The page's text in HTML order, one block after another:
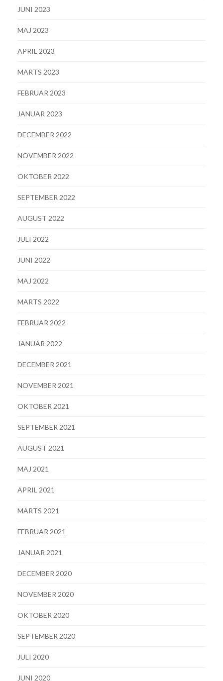
JUNI 2023
MAJ 2023
APRIL 2023
MARTS 2023
FEBRUAR 2023
JANUAR 2023
DECEMBER 2022
NOVEMBER 2022
OKTOBER 2022
SEPTEMBER 2022
AUGUST 2022
JULI 2022
JUNI 2022
MAJ 2022
MARTS 2022
FEBRUAR 2022
JANUAR 2022
DECEMBER 2021
NOVEMBER 2021
OKTOBER 2021
SEPTEMBER 2021
AUGUST 2021
MAJ 2021
APRIL 2021
MARTS 2021
FEBRUAR 2021
JANUAR 2021
DECEMBER 2020
NOVEMBER 2020
OKTOBER 2020
SEPTEMBER 2020
JULI 2020
JUNI 2020